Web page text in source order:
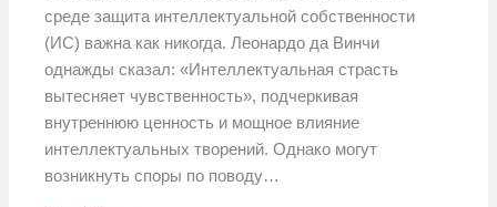
среде защита интеллектуальной собственности
(ИС) важна как никогда. Леонардо да Винчи
однажды сказал: «Интеллектуальная страсть
вытесняет чувственность», подчеркивая
внутреннюю ценность и мощное влияние
интеллектуальных творений. Однако могут
возникнуть споры по поводу…